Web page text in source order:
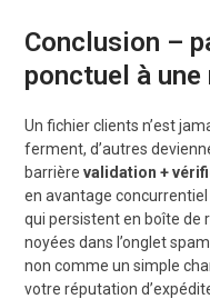
Conclusion –
ponctuel à une
Un fichier clients n’est
ferment, d’autres
barrièrevalidation +
en avantage concurrentiel
qui persistent en boîte de
noyées dans l’onglet
non comme un simple
votre réputation